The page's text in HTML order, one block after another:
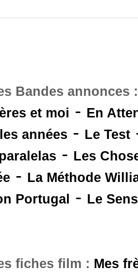
Bandes annonces
et moi - En
années - Le Test
- Les
- La Méthode
Portugal
- Le
fiches film : Mes